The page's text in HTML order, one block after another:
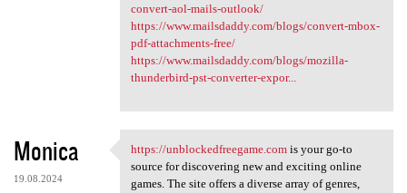
convert-aol-mails-outlook/
https://www.mailsdaddy.com/blogs/convert-mbox-
pdf-attachments-free/
https://www.mailsdaddy.com/blogs/mozilla-
thunderbird-pst-converter-expor...
Monica
19.08.2024
https://unblockedfreegame.com
https://unblockedfreegame.comis your go-to
source for discovering new and exciting online
games. The site offers a diverse array of genres,